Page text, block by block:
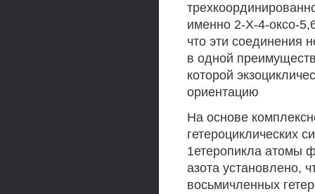
именно 2-Х-4-оксо-
что эти соединения
в одной
которой
ориентацию
На основе
гетероциклических
1етеропикла атомы
азота установлено,
восьмичленных